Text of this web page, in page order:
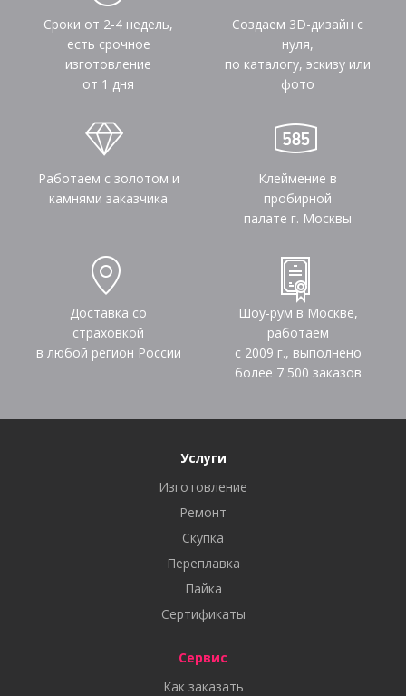
Сроки от 2-4 недель,
есть срочное
изготовление
от 1 дня
Создаем 3D-дизайн с
нуля,
по каталогу, эскизу или
фото
Работаем с золотом и
камнями заказчика
Клеймение в
пробирной
палате г. Москвы
Доставка со
страховкой
в любой регион России
Шоу-рум в Москве,
работаем
с 2009 г., выполнено
более 7 500 заказов
Услуги
Изготовление
Ремонт
Скупка
Переплавка
Пайка
Сертификаты
Сервис
Как заказать